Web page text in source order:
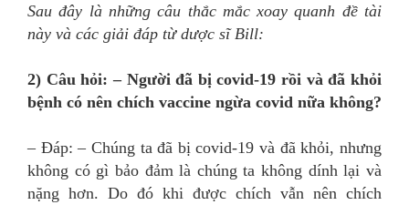
Sau đây là những câu thắc mắc xoay quanh đề tài
này và các giải đáp từ dược sĩ Bill:
2) Câu hỏi: – Người đã bị covid-19 rồi và đã khỏi
bệnh có nên chích vaccine ngừa covid nữa không?
– Đáp: – Chúng ta đã bị covid-19 và đã khỏi, nhưng
không có gì bảo đảm là chúng ta không dính lại và
nặng hơn. Do đó khi được chích vẫn nên chích